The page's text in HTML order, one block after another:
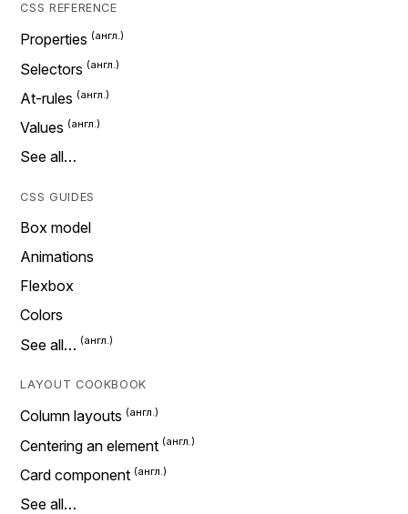
CSS REFERENCE
Properties
Selectors
At-rules
Values
See all…
CSS GUIDES
Box model
Animations
Flexbox
Colors
See all…
LAYOUT COOKBOOK
Column layouts
Centering an element
Card component
See all…